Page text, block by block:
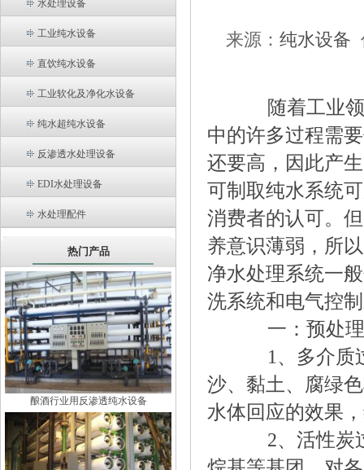
水处理设备
工业纯水设备
直饮纯水设备
工业软化及净化水设备
纯水超纯水设备
反渗透水处理设备
EDI水处理设备
水处理配件
热门产品
酿酒行业用反渗透纯水设备
来源： 纯水设备
随着工业领
中的许多过程需
还要高，因此产
可制取纯水系统
消费者的认可。
养意识薄弱，所
净水处理系统一
洗系统和电气控
一：预处理
1、多介质过
沙、黏土、腐绿
水体回应的效果
2、活性炭过